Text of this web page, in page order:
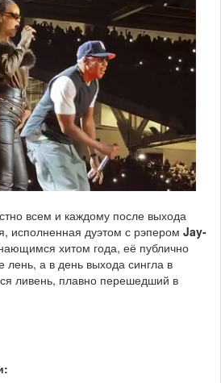
всем и каждому после выхода
исполненная дуэтом с рэпером Jay-
хитом года, её публично
лень, а в день выхода сингла в
ливень, плавно перешедший в